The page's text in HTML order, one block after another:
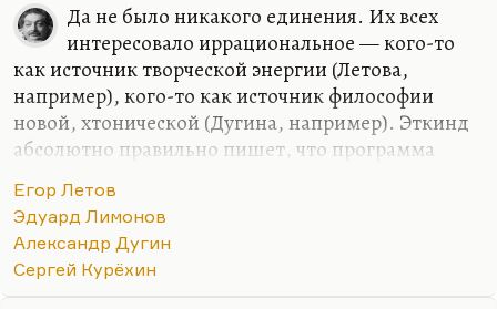
Да не было никакого единения. Их всех
интересовало иррациональное — кого-то
как источник творческой энергии (Летова,
например), кого-то как источник философии
новой, хтонической (Дугина, например). Эткинд
абсолютно правильно пишет, что программа
экономике — абсолютно утопична. Мало того она
фашизоидная, но она просто утопична. Не говоря
уже о том, что Лимонов никогда этой всей
эзотерикой и хтонью не интересовался всерьез.
Егор Летов
Эдуард Лимонов
Александр Дугин
Сергей Курёхин